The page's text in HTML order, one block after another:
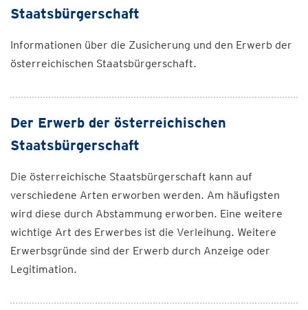
Staatsbürgerschaft
Informationen über die Zusicherung und den Erwerb der
österreichischen Staatsbürgerschaft.
Der Erwerb der österreichischen
Staatsbürgerschaft
Die österreichische Staatsbürgerschaft kann auf
verschiedene Arten erworben werden. Am häufigsten
wird diese durch Abstammung erworben. Eine weitere
wichtige Art des Erwerbes ist die Verleihung. Weitere
Erwerbsgründe sind der Erwerb durch Anzeige oder
Legitimation.